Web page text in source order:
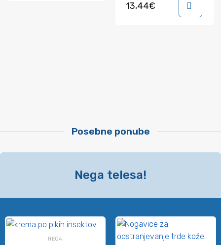
13,44€
Posebne ponube
Nega telesa!
NEGA